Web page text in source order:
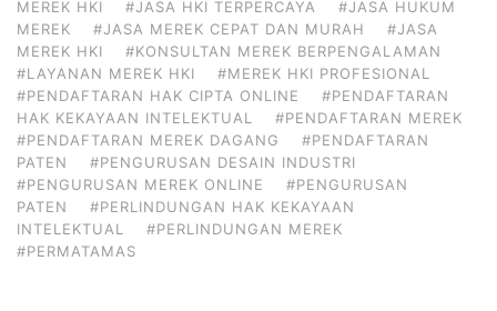
MEREK HKI #JASA HKI TERPERCAYA
#JASA HUKUM
MEREK
#JASA MEREK CEPAT DAN MURAH
#JASA
MEREK HKI
#KONSULTAN MEREK BERPENGALAMAN
#LAYANAN MEREK HKI
#MEREK HKI PROFESIONAL
#PENDAFTARAN HAK CIPTA ONLINE
#PENDAFTARAN
HAK KEKAYAAN INTELEKTUAL
#PENDAFTARAN MEREK
#PENDAFTARAN MEREK DAGANG
#PENDAFTARAN
PATEN
#PENGURUSAN DESAIN INDUSTRI
#PENGURUSAN MEREK ONLINE
#PENGURUSAN
PATEN
#PERLINDUNGAN HAK KEKAYAAN
INTELEKTUAL
#PERLINDUNGAN MEREK
#PERMATAMAS